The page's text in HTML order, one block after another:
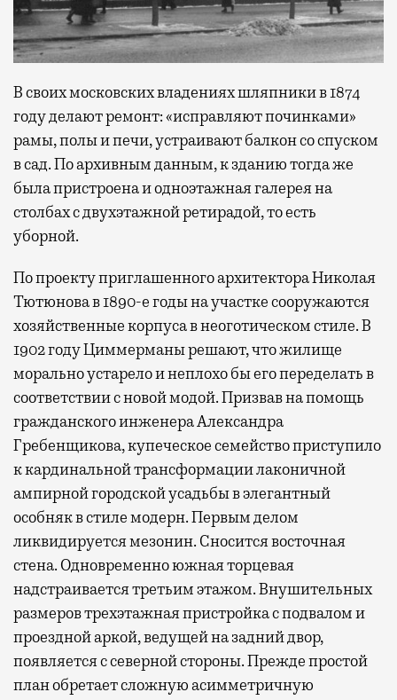
В своих московских владениях шляпники в 1874
году делают ремонт: «исправляют починками»
рамы, полы и печи, устраивают балкон со спуском
в сад. По архивным данным, к зданию тогда же
была пристроена и одноэтажная галерея на
столбах с двухэтажной ретирадой, то есть
уборной.
По проекту приглашенного архитектора Николая
Тютюнова в 1890-е годы на участке сооружаются
хозяйственные корпуса в неоготическом стиле. В
1902 году Циммерманы решают, что жилище
морально устарело и неплохо бы его переделать в
соответствии с новой модой. Призвав на помощь
гражданского инженера Александра
Гребенщикова, купеческое семейство приступило
к кардинальной трансформации лаконичной
ампирной городской усадьбы в элегантный
особняк в стиле модерн. Первым делом
ликвидируется мезонин. Сносится восточная
стена. Одновременно южная торцевая
надстраивается третьим этажом. Внушительных
размеров трехэтажная пристройка с подвалом и
проездной аркой, ведущей на задний двор,
появляется с северной стороны. Прежде простой
план обретает сложную асимметричную